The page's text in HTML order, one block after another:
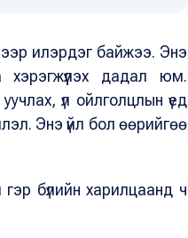
илэрдэг байжээ. Энэ
дадал юм.
үл ойлголцлын үед
Энэ үйл бол өөрийгөө
гэр бүлийн харилцаанд ч